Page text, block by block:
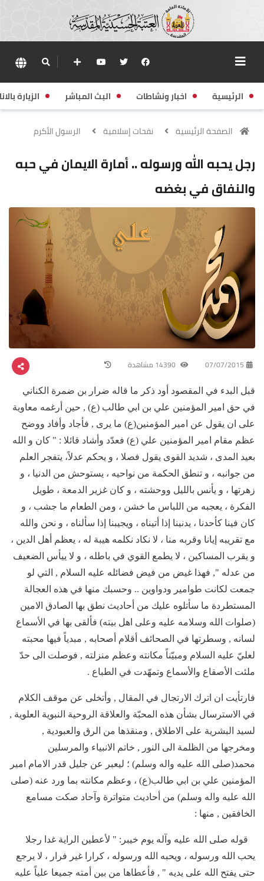
الرئيسية اخبار ونشاطات البث المباشر الزيارة
الصفحة الرئيسية نفحات إسلامية الرسول الأكرم
رجل يحبه الله ورسوله .. أمارة الايمان في حبه
والنفاق في بغضه
07/07/2015
قبل البدء في المقصود أود ذكر ما قاله ضرار بن ضمرة الكناني
في حق امير المؤمنين علي بن ابي طالب (ع) , حين أرغمه معاوية
على ان يقول عن امير المؤمنين(ع) ما يرى , فأجاد وأفاد ووضح
عظم مقام امير المؤمنين علي (ع) فعدّد وأشاد قائلا : " كان و الله
بعيد المدى ، شديد القوى يقول فصلا ، و يحكم عدلاً، يتفجر العلم
من جوانبه ، و تنطق الحكمة من نواحيه ، يستوحش من الدنيا ، و
زهرتها ، و يأنس بالليل ووحشته ، و كان غزير الدمعة ، طويل
الفكرة ، يعجبه من اللباس ما خشن ، ومن الطعام ما جشب ، و
كان فينا كأحدنا ، يدنينا إذا أتيناه ، ويجيبنا إذا سألناه ، و نحن والله
مع تقريبه إيانا وقربه منا ، لا نكاد نكلمه هيبة له ، يعظم أهل الدين ،
و يقرب المساكين ، لا يطمع القوي في باطله ، و لا ييأس الضعيف
من عدله ", فهذا غيض من فيض فضائله عليه السلام , التي لو
جمعت لكانت طوامير ودواوين .. وحسبك منها في هذه العجالة
المستطردة ما سأتلوه عليك من أحاديث نطق بها الصادق الامين
(صلوات الله وسلامه عليه وعلى اهل بيته) فألقى بها في الأسماع
لسانه , وسطرتها في الصحائف أقلام أصحابه , مبدياً فيها محبته
لعليّ عليه السلام ومبيّناً مكانته وعظم منزلته , فوصلت الى حدّ
ملئت الأصقاع والأسماع وتمهّدت في الطباع .
فارتأيت ان اترك الارتجال في المقال , وأتخلى عن موقف الكلام
في الاسترسال بشأن هذه المحبّة والعلاقة الروحية النبوية العلوية ,
لسيد البشرية على الاطلاق , ومنقذها من الرق والعبودية ,
ومخرجها من الظلمة الى النور , خاتم الانبياء والمرسلين
محمد(صلى الله عليه واله وسلم) ؛ ليعبر عن جليل قدر الامام امير
المؤمنين علي بن ابي طالب(ع) ، وعظم مكانته بما ورد عنه (صلى
الله عليه واله وسلم) من أحاديث متواترة وآحاد صكت مسامع
الخافقين , منها :
قوله صلى الله عليه وآله يوم خيبر: " لأعطين الراية غدا رجلا
يحب الله ورسوله ، ويحبه الله ورسوله ، كرارا غير فرار ، لا يرجع
حتى يفتح الله على يديه " , فأعطاها من بين أمته جميعا علياً عليه